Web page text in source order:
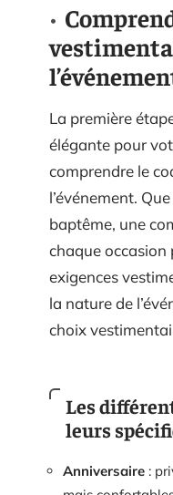
La première
élégante pour
comprendre le
l’événement.
baptême, une
chaque occasion
exigences
la nature de
choix
Les
leurs
Anniversaire :